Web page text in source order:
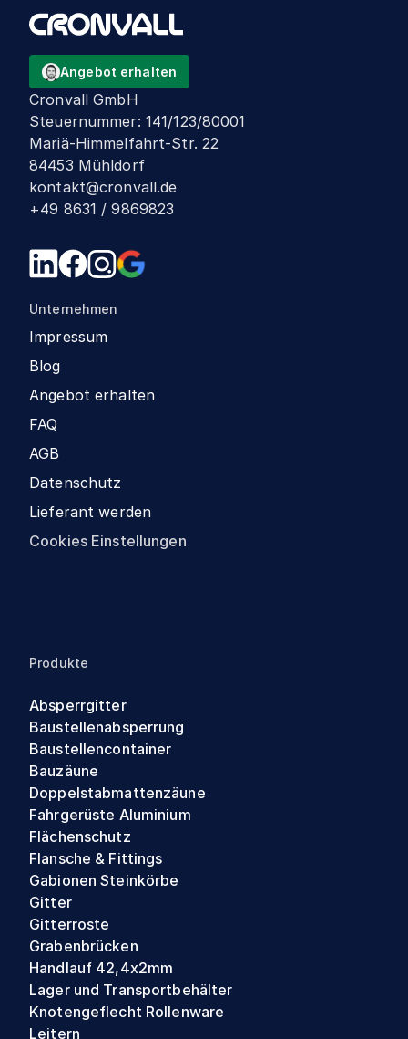
Angebot erhalten
Cronvall GmbH
Steuernummer: 141/123/80001
Mariä-Himmelfahrt-Str. 22
84453 Mühldorf
kontakt@cronvall.de
+49 8631 / 9869823
Unternehmen
Impressum
Blog
Angebot erhalten
FAQ
AGB
Datenschutz
Lieferant werden
Cookies Einstellungen
Produkte
Absperrgitter
Baustellenabsperrung
Baustellencontainer
Bauzäune
Doppelstabmattenzäune
Fahrgerüste Aluminium
Flächenschutz
Flansche & Fittings
Gabionen Steinkörbe
Gitter
Gitterroste
Grabenbrücken
Handlauf 42,4x2mm
Lager und Transportbehälter
Knotengeflecht Rollenware
Leitern